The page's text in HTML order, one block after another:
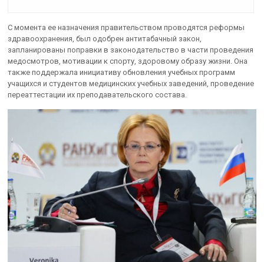
С момента ее назначения правительством проводятся реформы
здравоохранения, был одобрен антитабачный закон,
запланированы поправки в законодательство в части проведения
медосмотров, мотивации к спорту, здоровому образу жизни. Она
также поддержала инициативу обновления учебных программ
учащихся и студентов медицинских учебных заведений, проведение
переаттестации их преподавательского состава.